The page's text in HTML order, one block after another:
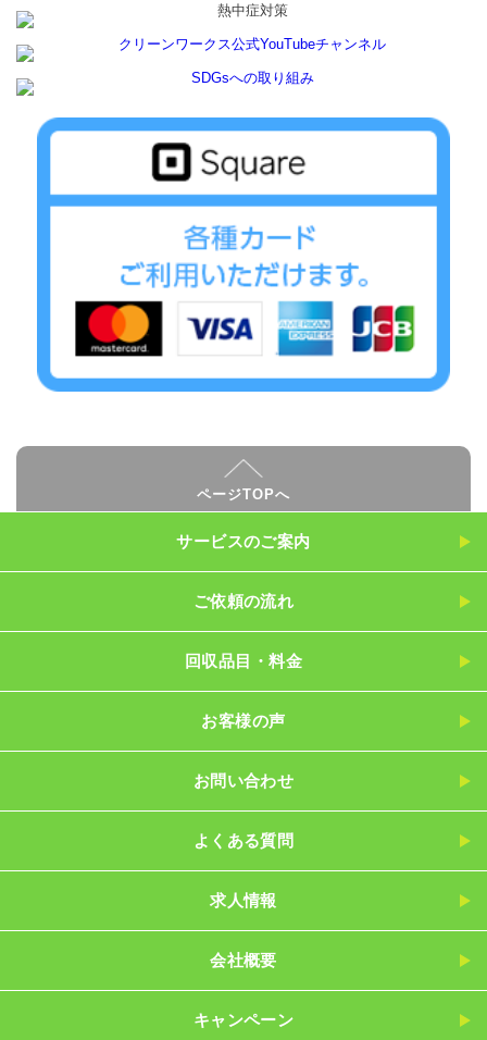
ページTOPへ
サービスのご案内
ご依頼の流れ
回収品目・料金
お客様の声
お問い合わせ
よくある質問
求人情報
会社概要
キャンペーン